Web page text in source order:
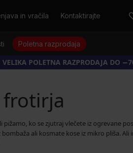
in vračila Kontaktirajte
Poletna razprodaja
VELIKA POLETNA RAZPRODAJA DO
frotirja
ko se zjutraj vlečete iz ogrevane
ali kosmate kose iz mikro pliša.